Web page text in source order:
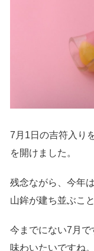
7月1日の吉符入り
を開けました。
残念ながら、今年
山鉾が建ち並ぶこ
今までにない7月
味わいたいですね。